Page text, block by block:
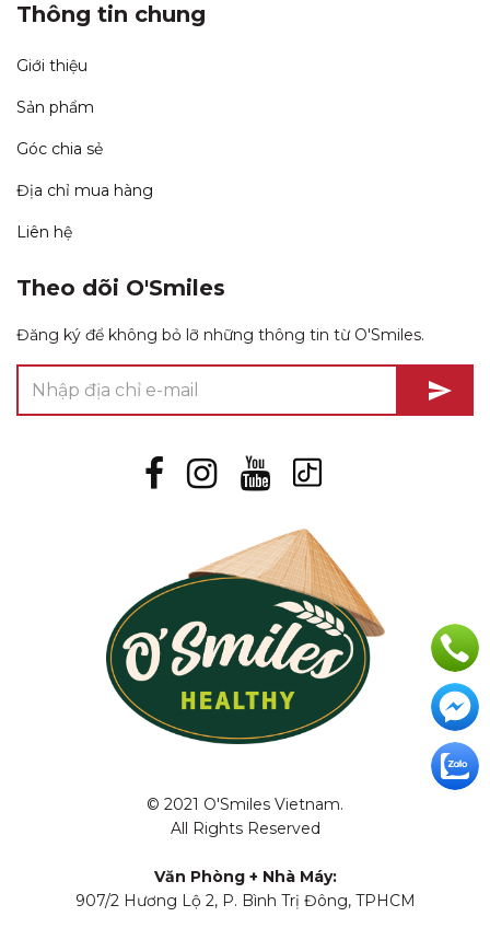
Thông tin chung
Giới thiệu
Sản phẩm
Góc chia sẻ
Địa chỉ mua hàng
Liên hệ
Theo dõi O'Smiles
Đăng ký để không bỏ lỡ những thông tin từ O'Smiles.
send
© 2021 O'Smiles Vietnam.
All Rights Reserved
Văn Phòng + Nhà Máy:
907/2 Hương Lộ 2, P. Bình Trị Đông, TPHCM